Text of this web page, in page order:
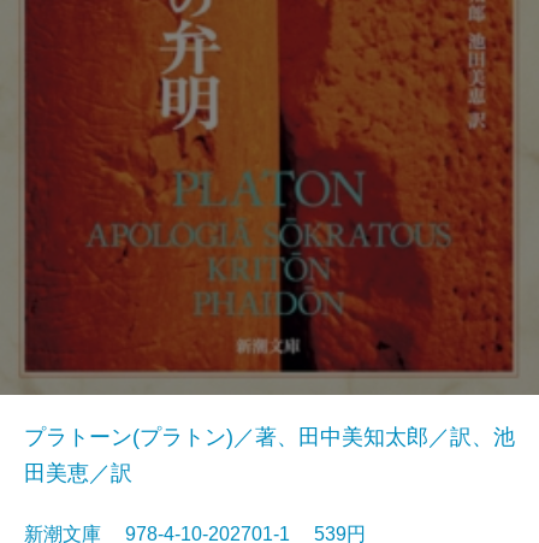
プラトーン(プラトン)／著、田中美知太郎／訳、池
田美恵／訳
新潮文庫 978-4-10-202701-1 539円